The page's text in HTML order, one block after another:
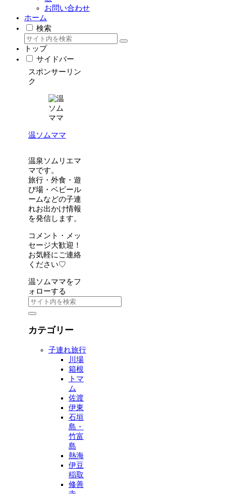
お問い合わせ
ホーム
検索
トップ
サイドバー
スポンサーリン
ク
温ソムママ
温泉ソムリエマ
マです。
旅行・外食・遊
び場・ベビール
ームなどの子連
れお出かけ情報
を発信します。
コメント・メッ
セージ大歓迎！
お気軽にご連絡
ください♡
温ソムママをフ
ォローする
カテゴリー
子連れ旅行
川場
箱根
トマ
ム
佐渡
伊東
石垣
島・
竹富
島
熱海
伊豆
稲取
修善